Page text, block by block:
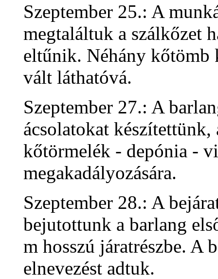
Szeptember 25.: A
megtaláltuk a szálkőzet
eltűnik. Néhány kőtömb
vált láthatóvá.
Szeptember 27.: A
ácsolatokat
kőtörmelék - depónia -
megakadályozására.
Szeptember 28.: A
bejutottunk a barlang
m hosszú járatrészbe. A
elnevezést adtuk.